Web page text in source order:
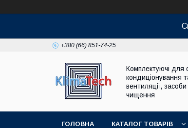
+380 (66) 851-74-25
Комплектуючі для
кондиціонування
вентиляції,
чищення
ГОЛОВНА КАТАЛОГ ТОВАРІВ